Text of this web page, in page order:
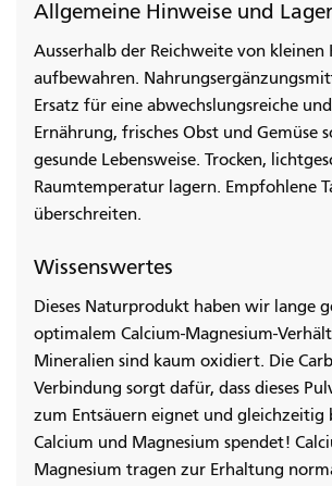
Allgemeine Hinweise und
Ausserhalb der Reichweite von kleinen
aufbewahren.
Ersatz für eine abwechslungsreiche
Ernährung, frisches Obst und Gemüse
gesunde Lebensweise. Trocken,
Raumtemperatur lagern. Empfohlene
überschreiten.
Wissenswertes
Dieses Naturprodukt haben wir lange
optimalem Calcium-Magnesium-
Mineralien sind kaum oxidiert. Die
Verbindung sorgt dafür, dass dieses
zum Entsäuern eignet und gleichzeitig
Calcium und Magnesium spendet!
Magnesium tragen zur Erhaltung